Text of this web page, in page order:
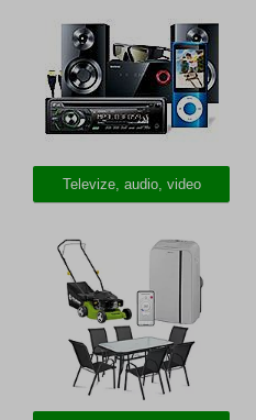
Televize, audio, video